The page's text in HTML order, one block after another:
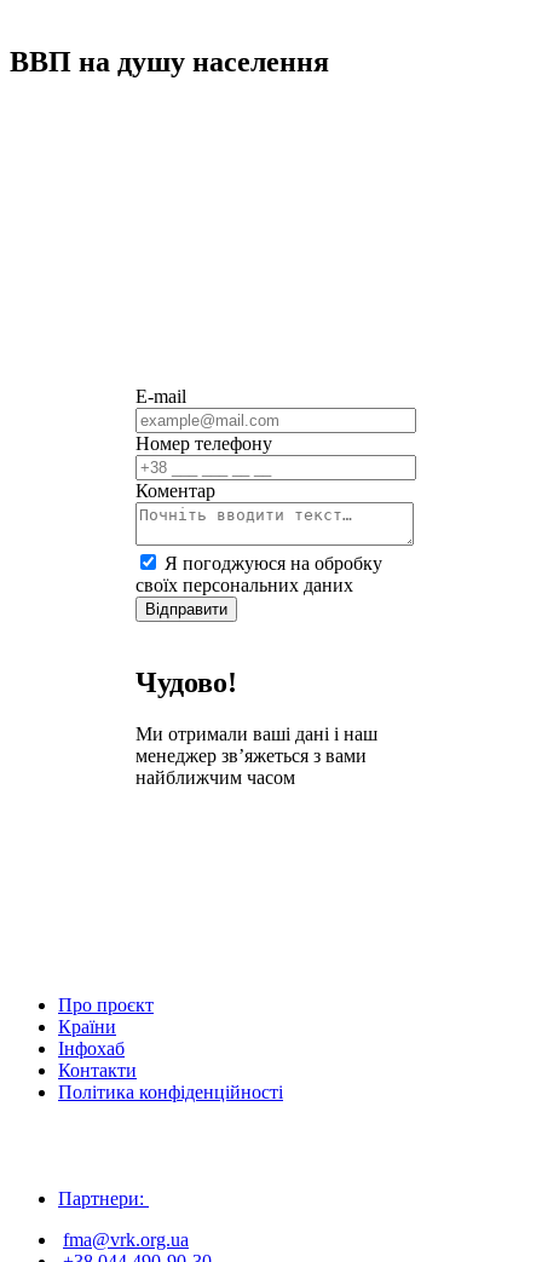
ВВП на душу населення
E-mail
Номер телефону
Коментар
Я погоджуюся на обробку
своїх персональних даних
Відправити
Чудово!
Ми отримали ваші дані і наш
менеджер зв’яжеться з вами
найближчим часом
Про проєкт
Країни
Інфохаб
Контакти
Політика конфіденційності
Партнери:
fma@vrk.org.ua